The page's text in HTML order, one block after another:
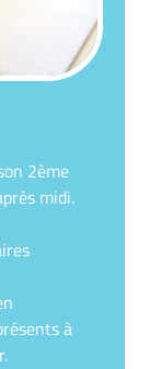
2ème
midi.
à